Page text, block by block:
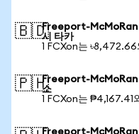
🇧🇩Freeport-McMoRan
시 타카
1 FCXon는 ৳8,472.66
🇵🇭Freeport-McMoRan
소
1 FCXon는 ₱4,167.41
Freeport-McMoRan